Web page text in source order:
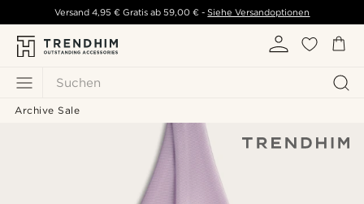
Suchen
Versand 4,95 € Gratis ab 59,00 € - Siehe Versandoptionen
Archive Sale